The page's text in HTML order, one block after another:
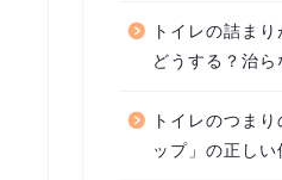
トイレの詰ま
どうする？治
トイレのつま
ップ」の正しい